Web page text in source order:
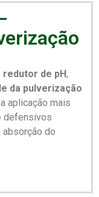
redutor de pH,
da pulverização
aplicação mais
defensivos
absorção do